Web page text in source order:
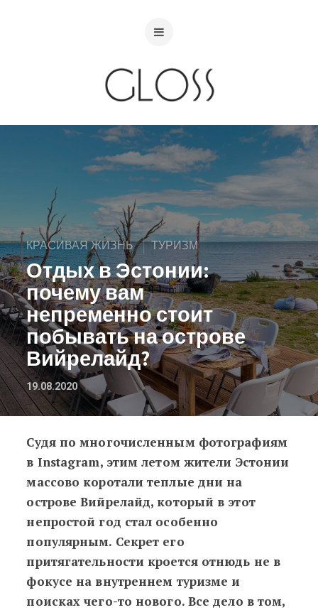
КРАСИВАЯ ЖИЗНЬ ТУРИЗМ
Отдых в Эстонии:
почему вам
непременно стоит
побывать на острове
Вийрелайд?
19.08.2020
Отдых в Эстонии: почему вам
Судя по многочисленным фотографиям
в Instagram, этим летом жители Эстонии
массово коротали теплые дни на
острове Вийрелайд, который в этот
непростой год стал особенно
популярным. Секрет его
притягательности кроется отнюдь не в
фокусе на внутреннем туризме и
поисках чего-то нового. Все дело в том,